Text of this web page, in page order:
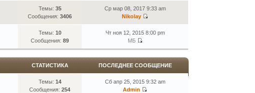
Темы: 35
Сообщения:3406
Ср мар 08, 2017 9:33 am
Nikolay
Темы: 10
Сообщения:89
Чт ноя 12, 2015 8:00 pm
МБ
СТАТИСТИКА ПОСЛЕДНЕЕ СООБЩЕНИЕ
Темы: 14
Сообщения:254
Сб апр 25, 2015 9:32 am
Admin